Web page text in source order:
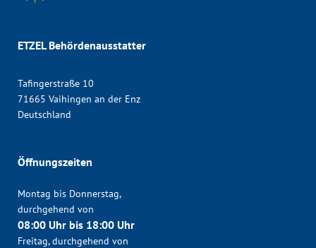
ETZEL Behördenausstatter
Tafingerstraße 10
71665 Vaihingen an der Enz
Deutschland
Öffnungszeiten
Montag bis Donnerstag,
durchgehend von
08:00 Uhr bis 18:00 Uhr
Freitag, durchgehend von